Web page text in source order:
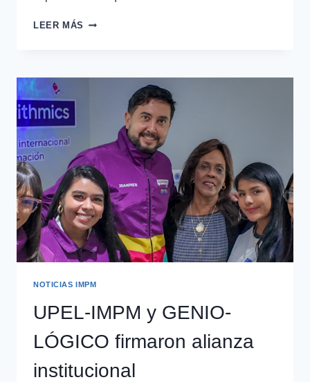
LEER MÁS
NOTICIAS IMPM
UPEL-IMPM y GENIO-
LÓGICO firmaron alianza
institucional